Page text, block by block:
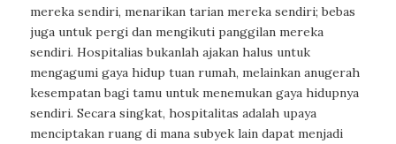
mereka sendiri, menarikan tarian mereka sendiri; bebas
juga untuk pergi dan mengikuti panggilan mereka
sendiri. Hospitalias bukanlah ajakan halus untuk
mengagumi gaya hidup tuan rumah, melainkan anugerah
kesempatan bagi tamu untuk menemukan gaya hidupnya
sendiri. Secara singkat, hospitalitas adalah upaya
menciptakan ruang di mana subyek lain dapat menjadi